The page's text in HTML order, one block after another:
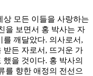
상 모든 이들을 사랑하는
을 보면서 홍 박사는 자
를 깨달았다. 의사로서,
받든 자로서, 뜨거운 가
을 것이다. 홍 박사의
를 향한 애정의 전선으